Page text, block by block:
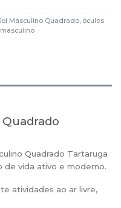
Masculino Quadrado, óculos
Quadrado Tartaruga
de vida ativo e moderno.
atividades ao ar livre,